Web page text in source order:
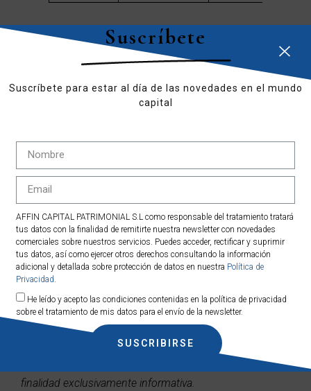
Mas información en:
www.affincapital.eu/gestión-
Capital:www.affincapital.eu/contact
David Picó
Agente de Grandes Patrimonios
Socio – AFFIN Capital Patrimonial, S.L.
info@affincapital.eu|www.affincapital.eu
Las rentabilidades pasadas no son un indicador fiable de
finalidad exclusivamente informativa.
Suscríbete
Suscríbete para estar al día de las novedades en el mundo
capital
AFFIN CAPITAL PATRIMONIAL S.L como responsable del tratamiento tratará
tus datos con la finalidad de remitirte nuestra newsletter con novedades
comerciales sobre nuestros servicios. Puedes acceder, rectificar y suprimir
tus datos, así como ejercer otros derechos consultando la información
adicional y detallada sobre protección de datos en nuestra Política de
Privacidad
He leído y acepto las condiciones contenidas en la política de privacidad
sobre el tratamiento de mis datos para el envío de la newsletter.
SUSCRIBIRSE